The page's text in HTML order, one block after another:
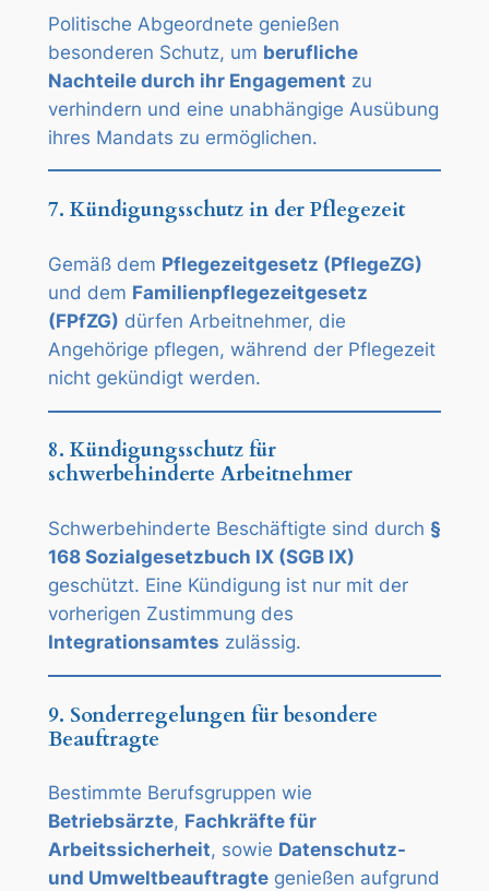
Politische Abgeordnete genießen
besonderen Schutz, um berufliche
Nachteile durch ihr Engagement zu
verhindern und eine unabhängige Ausübung
ihres Mandats zu ermöglichen.
7. Kündigungsschutz in der Pflegezeit
Gemäß dem Pflegezeitgesetz (PflegeZG)
und dem Familienpflegezeitgesetz
(FPfZG) dürfen Arbeitnehmer, die
Angehörige pflegen, während der Pflegezeit
nicht gekündigt werden.
8. Kündigungsschutz für
schwerbehinderte Arbeitnehmer
Schwerbehinderte Beschäftigte sind durch §
168 Sozialgesetzbuch IX (SGB IX)
geschützt. Eine Kündigung ist nur mit der
vorherigen Zustimmung des
Integrationsamtes zulässig.
9. Sonderregelungen für besondere
Beauftragte
Bestimmte Berufsgruppen wie
Betriebsärzte, Fachkräfte für
Arbeitssicherheit, sowie Datenschutz-
und Umweltbeauftragtegenießen aufgrund